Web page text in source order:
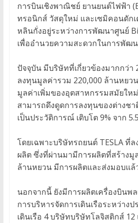
การบินเชิงพาณิชย์ ยานยนต์ไฟฟ้า
ทรอนิกส์ วัสดุใหม่ และเซมิคอนดัก
หลินกั่งอยู่ระหว่างการพัฒนาศูนย์
เพื่ออำนวยความสะดวกในการพัฒ
ปัจจุบัน มีบริษัทที่เกี่ยวข้องมากกว่า
ลงทุนมูลค่ารวม 220,000 ล้านหยว
มูลค่าเพิ่มของอุตสาหกรรมสมัยให
สามารถดึงดูดการลงทุนของต่างช
เป็นประวัติการณ์ เติบโต 9% จาก
โดยเฉพาะบริษัทรถยนต์ TESLA ที่
ผลิต ซึ่งที่ผ่านมามีการผลิตที่สร้างมู
ล้านหยวน มีการผลิตและส่งมอบแล้
นอกจากนี้ ยังมีการผลิตเครื่องบินพล
การบริหารจัดการเดินเรือระหว่าง
เดินเรือ 4 บริษัทบริษัทโลจิสติกส์